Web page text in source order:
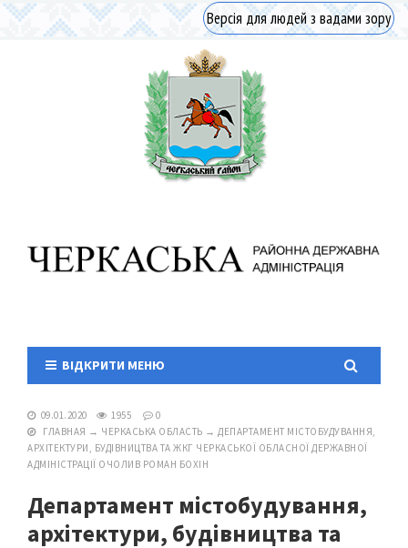
Версія для людей з вадами зору
ВІДКРИТИ МЕНЮ
09.01.2020 1955
0
ГЛАВНАЯ → ЧЕРКАСЬКА ОБЛАСТЬ → ДЕПАРТАМЕНТ МІСТОБУДУВАННЯ,
АРХІТЕКТУРИ, БУДІВНИЦТВА ТА ЖКГ ЧЕРКАСЬКОЇ ОБЛАСНОЇ ДЕРЖАВНОЇ
АДМІНІСТРАЦІЇ ОЧОЛИВ РОМАН БОХІН
Департамент містобудування,
архітектури, будівництва та